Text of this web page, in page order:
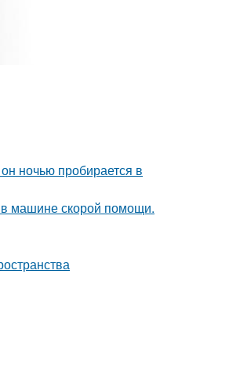
ночью пробирается в
машине скорой помощи.